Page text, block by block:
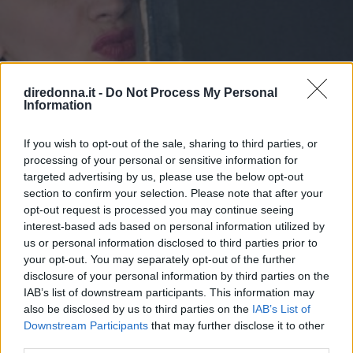
diredonna.it - Do Not Process My Personal
Information
If you wish to opt-out of the sale, sharing to third parties, or
processing of your personal or sensitive information for
targeted advertising by us, please use the below opt-out
section to confirm your selection. Please note that after your
opt-out request is processed you may continue seeing
interest-based ads based on personal information utilized by
us or personal information disclosed to third parties prior to
your opt-out. You may separately opt-out of the further
disclosure of your personal information by third parties on the
IAB’s list of downstream participants. This information may
also be disclosed by us to third parties on the IAB’s List of
Downstream Participants that may further disclose it to other
Emanuela Fanelli, non solo la
Signorina Buonasera di "Una
pezza di Lundini"
Per molti è la spalla di Valerio Lundini tutti i martedì sera
su RaiDue. Ma Fanelli è molto di più. Attrice, comica,